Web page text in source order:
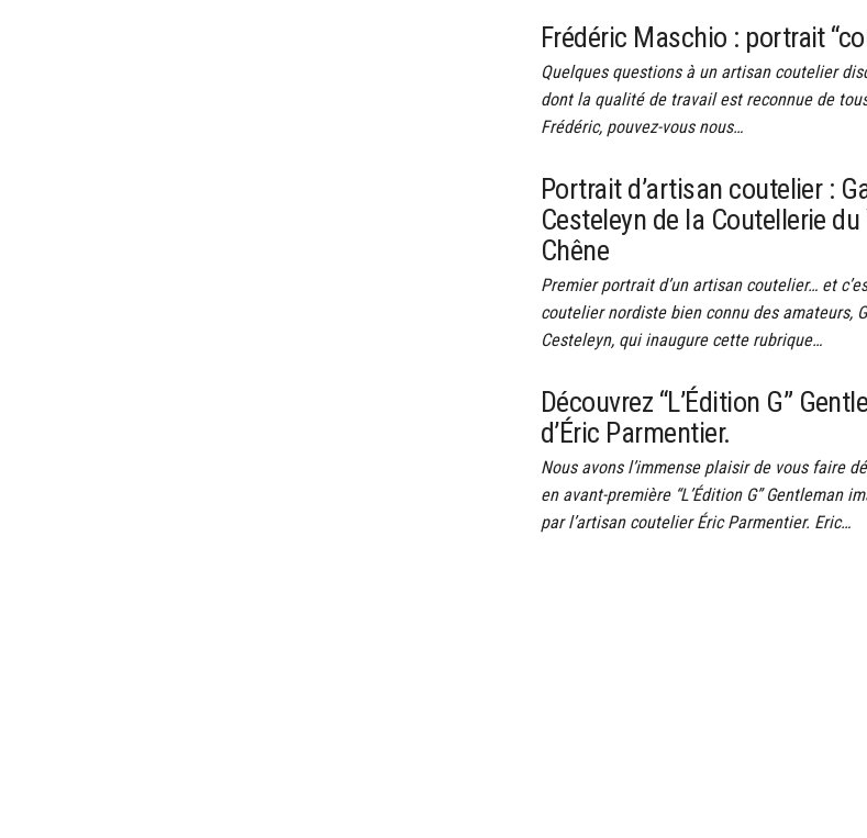
Frédéric Maschio : portrait
Quelques questions à un artisan coutelier
dont la qualité de travail est reconnue de
Frédéric, pouvez-vous nous…
Portrait d’artisan coutelier :
Cesteleyn de la Coutellerie du
Chêne
Premier portrait d’un artisan coutelier… et
coutelier nordiste bien connu des amateurs,
Cesteleyn, qui inaugure cette rubrique…
Découvrez “L’Édition G”
d’Éric Parmentier.
Nous avons l’immense plaisir de vous faire
en avant-première “L’Édition G” Gentleman
par l’artisan coutelier Éric Parmentier. Eric…